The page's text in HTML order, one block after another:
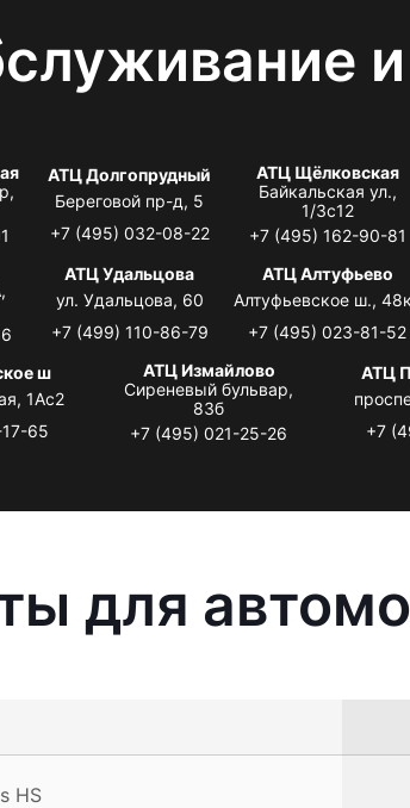
АТЦ Долгопрудный
Береговой пр-д, 5
+7 (495) 032-08-22
АТЦ Щёлковская
Байкальская ул.,
1/3с12
+7 (495) 162-90-81
АТЦ Удальцова
ул. Удальцова, 60
+7 (499) 110-86-79
АТЦ Алтуфьево
Алтуфьевское ш.,
+7 (495) 023-81-52
ш
1Ас2
65
АТЦ Измайлово
Сиреневый бульвар,
83б
+7 (495) 021-25-26
АТЦ
+7
для
HS